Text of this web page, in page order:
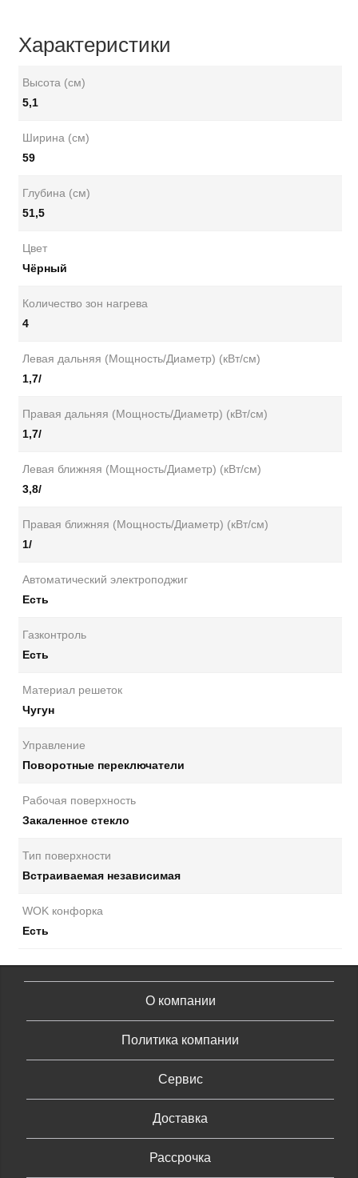
Характеристики
Высота (см)
5,1
Ширина (см)
59
Глубина (см)
51,5
Цвет
Чёрный
Количество зон нагрева
4
Левая дальняя (Мощность/Диаметр) (кВт/см)
1,7/
Правая дальняя (Мощность/Диаметр) (кВт/см)
1,7/
Левая ближняя (Мощность/Диаметр) (кВт/см)
3,8/
Правая ближняя (Мощность/Диаметр) (кВт/см)
1/
Автоматический электроподжиг
Есть
Газконтроль
Есть
Материал решеток
Чугун
Управление
Поворотные переключатели
Рабочая поверхность
Закаленное стекло
Тип поверхности
Встраиваемая независимая
WOK конфорка
Есть
О компании
Политика компании
Сервис
Доставка
Рассрочка